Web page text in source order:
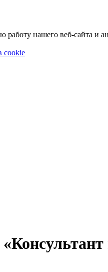
нашего веб-сайта и
cookie